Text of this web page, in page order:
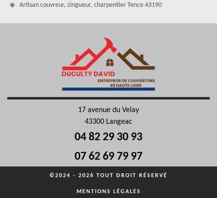
Artisan couvreur, zingueur, charpentier Tence 43190
17 avenue du Velay
43300 Langeac
04 82 29 30 93
07 62 69 79 97
©2024 - 2026 TOUT DROIT RÉSERVÉ
MENTIONS LÉGALES